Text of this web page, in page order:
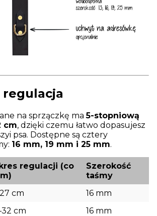
regulacja
na sprzączkę ma5-stopniową
cm, dzięki czemu łatwo dopasujesz
psa. Dostępne są cztery
16 mm, 19 mm i 25 mm.
regulacji (co
Szerokość
taśmy
cm
16 mm
cm
16 mm